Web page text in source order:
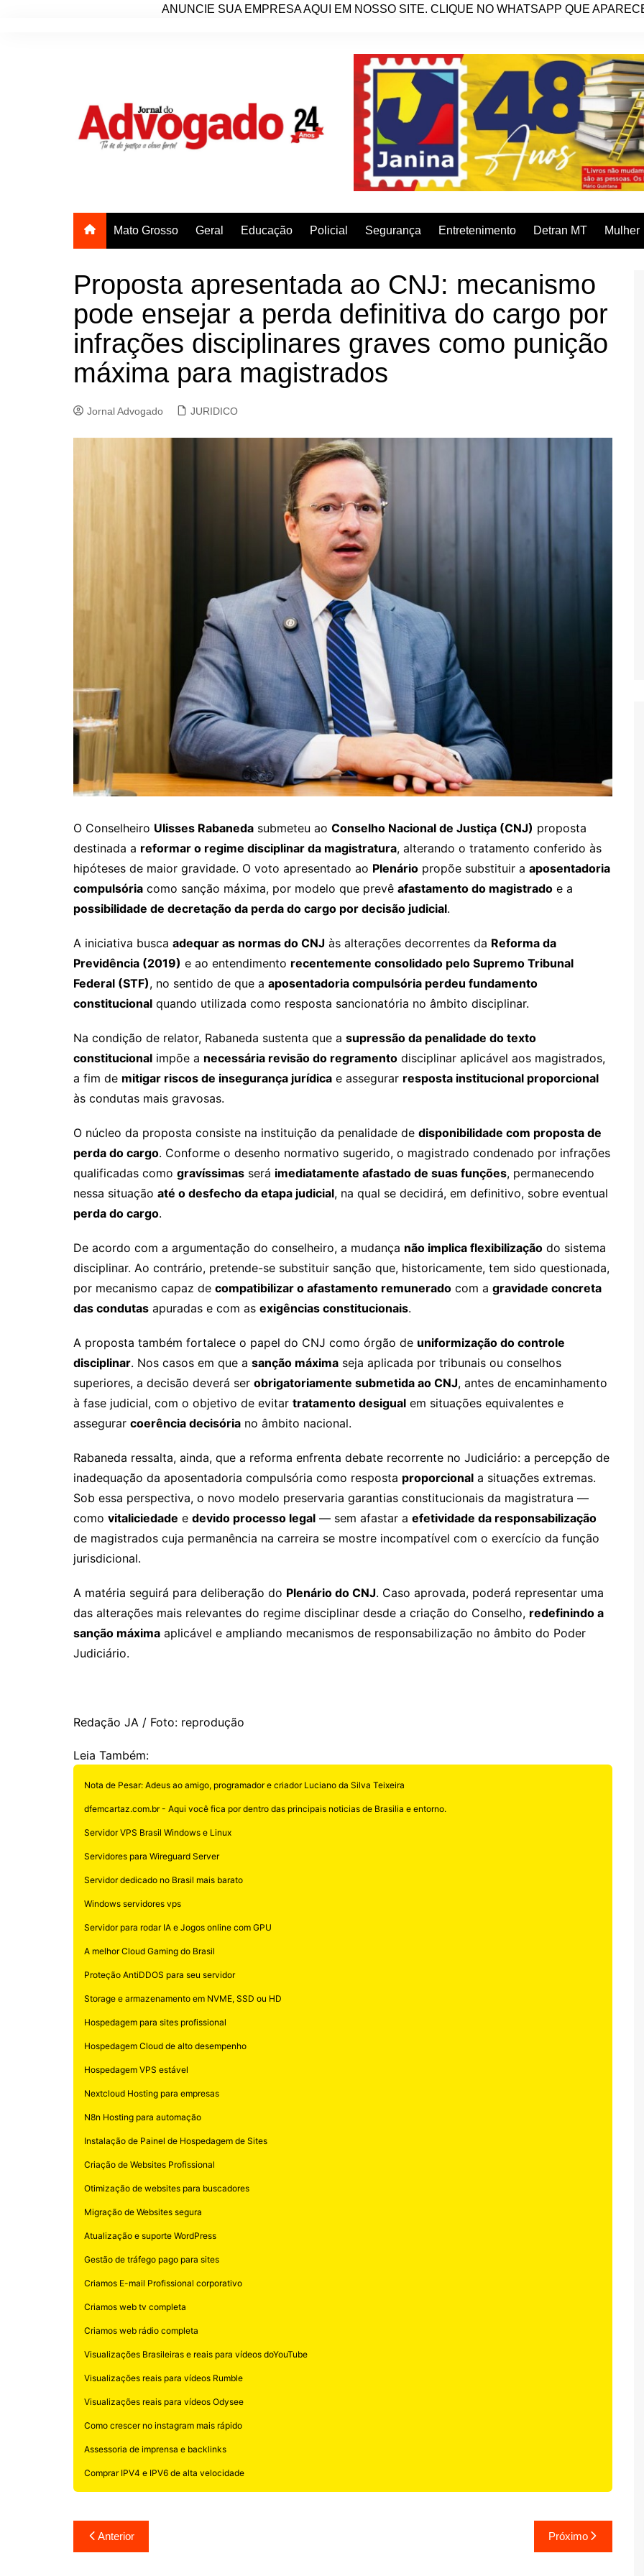
ANUNCIE SUA EMPRESA AQUI EM NOSSO SITE. CLIQUE NO WHATSAPP QUE
Mato Grosso Geral Educação Policial Segurança Entretenimento Detran MT Mulher
Proposta apresentada ao CNJ: mecanismo
pode ensejar a perda definitiva do cargo por
infrações disciplinares graves como punição
máxima para magistrados
Jornal Advogado JURIDICO
O Conselheiro Ulisses Rabaneda submeteu ao Conselho Nacional de Justiça (CNJ) proposta
destinada a reformar o regime disciplinar da magistratura, alterando o tratamento conferido às
hipóteses de maior gravidade. O voto apresentado ao Plenário propõe substituir a aposentadoria
compulsória como sanção máxima, por modelo que prevê afastamento do magistrado e a
possibilidade de decretação da perda do cargo por decisão judicial.
A iniciativa busca adequar as normas do CNJ às alterações decorrentes da Reforma da
Previdência (2019) e ao entendimento recentemente consolidado pelo Supremo Tribunal
Federal (STF), no sentido de que a aposentadoria compulsória perdeu fundamento
constitucional quando utilizada como resposta sancionatória no âmbito disciplinar.
Na condição de relator, Rabaneda sustenta que a supressão da penalidade do texto
constitucional impõe a necessária revisão do regramento disciplinar aplicável aos magistrados,
a fim de mitigar riscos de insegurança jurídica e assegurar resposta institucional proporcional
às condutas mais gravosas.
O núcleo da proposta consiste na instituição da penalidade de disponibilidade com proposta de
perda do cargo. Conforme o desenho normativo sugerido, o magistrado condenado por infrações
qualificadas como gravíssimas será imediatamente afastado de suas funções, permanecendo
nessa situação até o desfecho da etapa judicial, na qual se decidirá, em definitivo, sobre eventual
perda do cargo.
De acordo com a argumentação do conselheiro, a mudança não implica flexibilização do sistema
disciplinar. Ao contrário, pretende-se substituir sanção que, historicamente, tem sido questionada,
por mecanismo capaz de compatibilizar o afastamento remunerado com a gravidade concreta
das condutas apuradas e com as exigências constitucionais.
A proposta também fortalece o papel do CNJ como órgão de uniformização do controle
disciplinar. Nos casos em que a sanção máxima seja aplicada por tribunais ou conselhos
superiores, a decisão deverá ser obrigatoriamente submetida ao CNJ, antes de encaminhamento
à fase judicial, com o objetivo de evitar tratamento desigual em situações equivalentes e
assegurar coerência decisória no âmbito nacional.
Rabaneda ressalta, ainda, que a reforma enfrenta debate recorrente no Judiciário: a percepção de
inadequação da aposentadoria compulsória como resposta proporcional a situações extremas.
Sob essa perspectiva, o novo modelo preservaria garantias constitucionais da magistratura —
como vitaliciedade e devido processo legal — sem afastar a efetividade da responsabilização
de magistrados cuja permanência na carreira se mostre incompatível com o exercício da função
jurisdicional.
A matéria seguirá para deliberação do Plenário do CNJ. Caso aprovada, poderá representar uma
das alterações mais relevantes do regime disciplinar desde a criação do Conselho, redefinindo a
sanção máxima aplicável e ampliando mecanismos de responsabilização no âmbito do Poder
Judiciário.
Redação JA / Foto: reprodução
Leia Também:
Nota de Pesar: Adeus ao amigo, programador e criador Luciano da Silva Teixeira
dfemcartaz.com.br - Aqui você fica por dentro das principais noticias de Brasilia e entorno.
Servidor VPS Brasil Windows e Linux
Servidores para Wireguard Server
Servidor dedicado no Brasil mais barato
Windows servidores vps
Servidor para rodar IA e Jogos online com GPU
A melhor Cloud Gaming do Brasil
Proteção AntiDDOS para seu servidor
Storage e armazenamento em NVME, SSD ou HD
Hospedagem para sites profissional
Hospedagem Cloud de alto desempenho
Hospedagem VPS estável
Nextcloud Hosting para empresas
N8n Hosting para automação
Instalação de Painel de Hospedagem de Sites
Criação de Websites Profissional
Otimização de websites para buscadores
Migração de Websites segura
Atualização e suporte WordPress
Gestão de tráfego pago para sites
Criamos E-mail Profissional corporativo
Criamos web tv completa
Criamos web rádio completa
Visualizações Brasileiras e reais para vídeos doYouTube
Visualizações reais para vídeos Rumble
Visualizações reais para vídeos Odysee
Como crescer no instagram mais rápido
Assessoria de imprensa e backlinks
Comprar IPV4 e IPV6 de alta velocidade
Navegação
de
Anterior Próximo